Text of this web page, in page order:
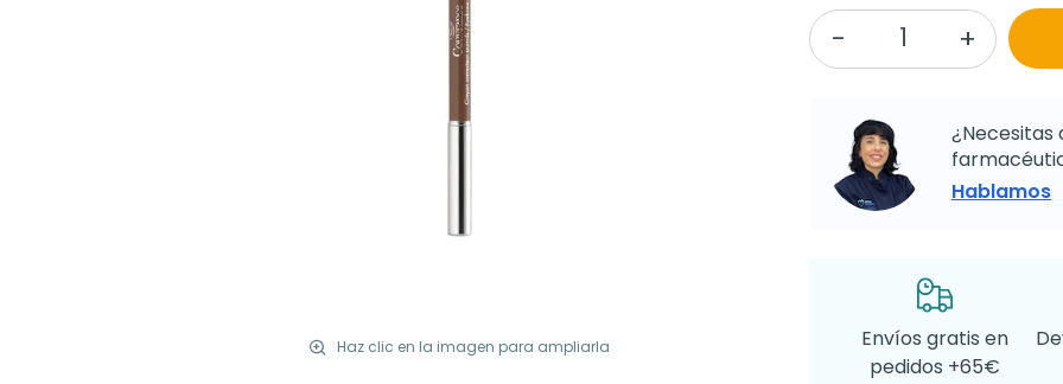
Haz clic en la imagen para ampliarla
¿Necesitas
Hablamos
Envíos gratis en
pedidos +65€